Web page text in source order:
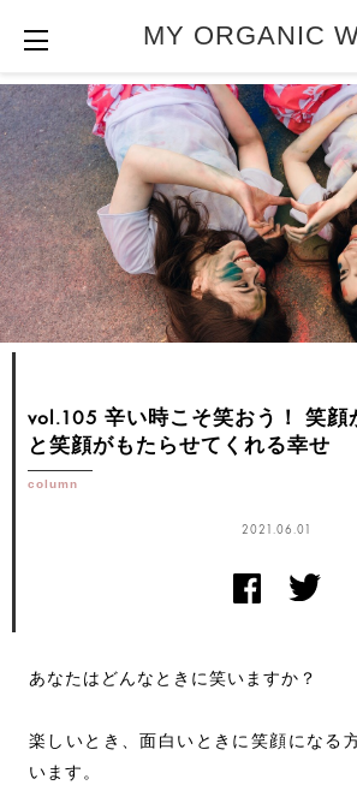
MY ORGANIC
vol.105 辛い時こそ笑おう！
笑顔
と笑顔がもたらせてくれる幸せ
column
2021.06.01
あなたはどんなときに笑いますか？
楽しいとき、面白いときに笑顔になる
います。